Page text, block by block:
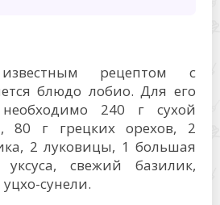
рецептом с
блюдо лобио. Для его
необходимо 240 г сухой
80 г грецких орехов, 2
2 луковицы, 1 большая
свежий базилик,
сунели.